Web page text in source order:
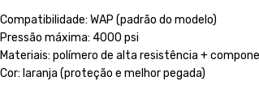
Compatibilidade: WAP (padrão do modelo)
Pressão máxima: 4000 psi
Materiais: polímero de alta resistência +
Cor: laranja (proteção e melhor pegada)